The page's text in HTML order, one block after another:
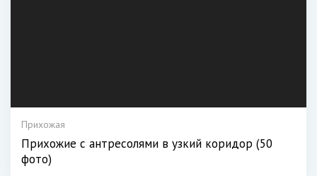
Прихожая
Прихожие с антресолями в узкий коридор (50
фото)